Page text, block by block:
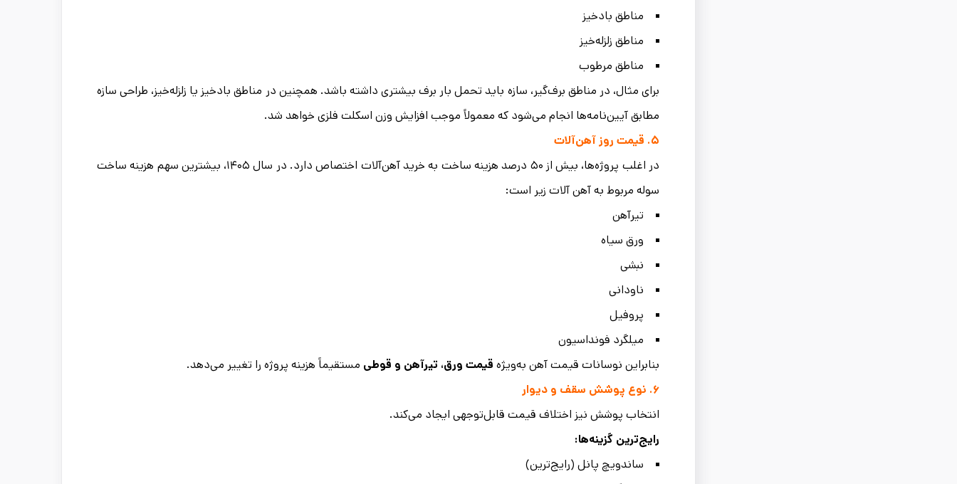
مناطق بادخیز
مناطق زلزله‌خیز
مناطق مرطوب
برای مثال، در مناطق برف‌گیر، سازه باید تحمل بار برف بیشتری داشته باشد. همچنین در مناطق بادخیز یا زلزله‌خیز، طراحی سازه
مطابق آیین‌نامه‌ها انجام می‌شود که معمولاً موجب افزایش وزن اسکلت فلزی خواهد شد.
۵. قیمت روز آهن‌آلات
در اغلب پروژه‌ها، بیش از ۵۰ درصد هزینه ساخت به خرید آهن‌آلات اختصاص دارد. در سال ۱۴۰۵، بیشترین سهم هزینه ساخت
سوله مربوط به آهن آلات زیر است:
تیرآهن
ورق سیاه
نبشی
ناودانی
پروفیل
میلگرد فونداسیون
بنابراین نوسانات قیمت آهن به‌ویژه قیمت ورق، تیرآهن و قوطی مستقیماً هزینه پروژه را تغییر می‌دهد.
۶. نوع پوشش سقف و دیوار
انتخاب پوشش نیز اختلاف قیمت قابل‌توجهی ایجاد می‌کند.
رایج‌ترین گزینه‌ها:
ساندویچ پانل (رایج‌ترین)